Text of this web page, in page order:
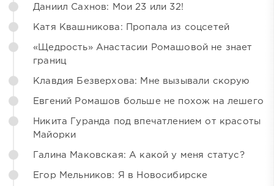
Даниил Сахнов: Мои 23 или 32!
Катя Квашникова: Пропала из соцсетей
«Щедрость» Анастасии Ромашовой не знает
границ
Клавдия Безверхова: Мне вызывали скорую
Евгений Ромашов больше не похож на лешего
Никита Гуранда под впечатлением от красоты
Майорки
Галина Маковская: А какой у меня статус?
Егор Мельников: Я в Новосибирске